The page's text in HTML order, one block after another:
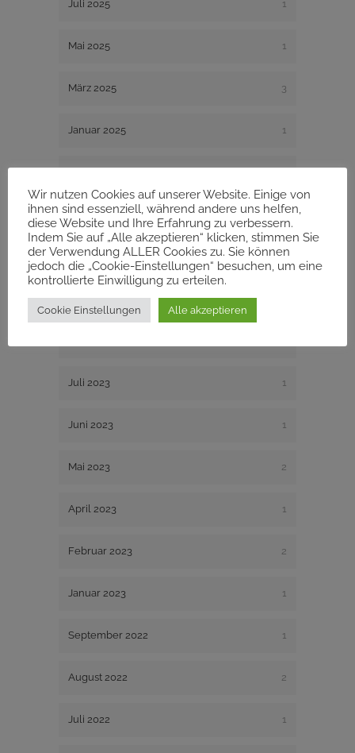
Juli 2025 1
Mai 2025 1
März 2025 3
Januar 2025 1
August 2024 1
Dezember 2023 1
November 2023
Juli 2023 1
Juni 2023 1
Mai 2023 2
April 2023 1
Februar 2023 2
Januar 2023 1
September 2022 1
August 2022 2
Juli 2022 1
Wir nutzen Cookies auf unserer Website. Einige von
ihnen sind essenziell, während andere uns helfen,
diese Website und Ihre Erfahrung zu verbessern.
Indem Sie auf „Alle akzeptieren“ klicken, stimmen Sie
der Verwendung ALLER Cookies zu. Sie können
jedoch die „Cookie-Einstellungen“ besuchen, um eine
kontrollierte Einwilligung zu erteilen.
Cookie Einstellungen Alle akzeptieren